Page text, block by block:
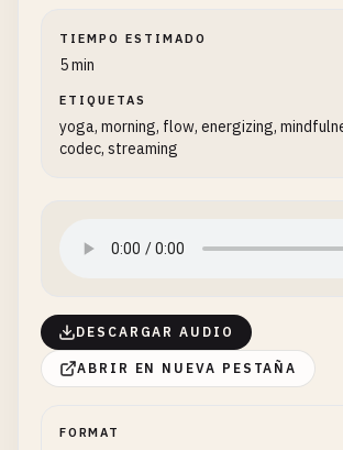
TIEMPO ESTIMADO
5 min
ETIQUETAS
yoga, morning, flow, energizing,
codec, streaming
DESCARGAR AUDIO
ABRIR EN NUEVA PESTAÑA
FORMAT